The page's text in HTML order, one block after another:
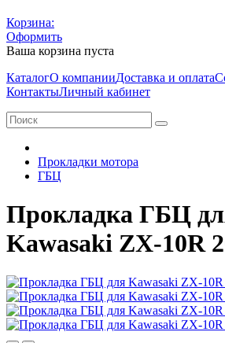
Корзина:
Оформить
Ваша корзина пуста
КаталогО компанииДоставка и оплата
КонтактыЛичный кабинет
Прокладки мотора
ГБЦ
Прокладка ГБЦ
Kawasaki ZX-10R